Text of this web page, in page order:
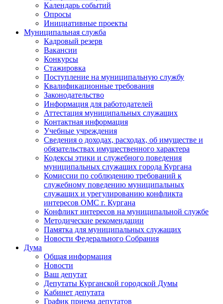
Календарь событий
Опросы
Инициативные проекты
Муниципальная служба
Кадровый резерв
Вакансии
Конкурсы
Стажировка
Поступление на муниципальную службу
Квалификационные требования
Законодательство
Информация для работодателей
Аттестация муниципальных служащих
Контактная информация
Учебные учреждения
Сведения о доходах, расходах, об имуществе и
обязательствах имущественного характера
Кодексы этики и служебного поведения
муниципальных служащих города Кургана
Комиссии по соблюдению требований к
служебному поведению муниципальных
служащих и урегулированию конфликта
интересов ОМС г. Кургана
Конфликт интересов на муниципальной службе
Методические рекомендации
Памятка для муниципальных служащих
Новости Федерального Cобрания
Дума
Общая информация
Новости
Ваш депутат
Депутаты Курганской городской Думы
Кабинет депутата
График приема депутатов